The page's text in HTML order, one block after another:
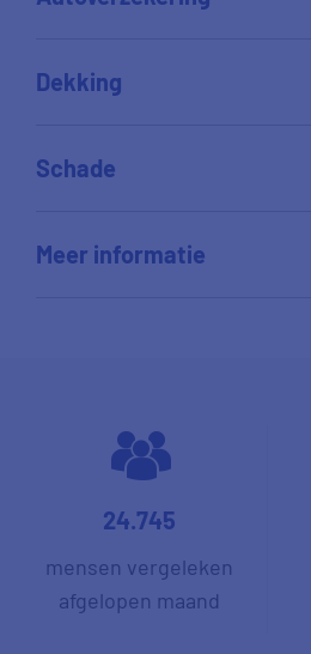
Dekking
Schade
Meer informatie
24.745
mensen vergeleken
afgelopen maand